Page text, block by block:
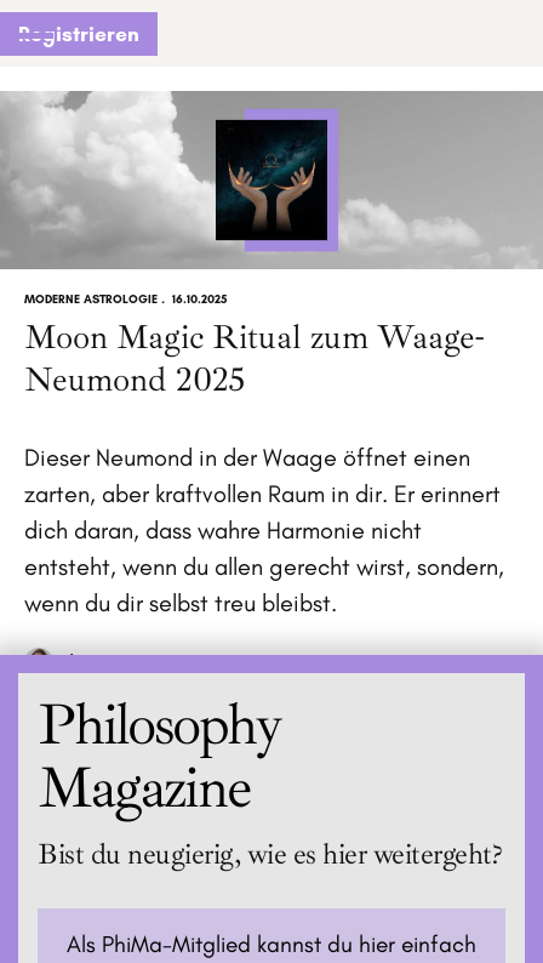
Registrieren
MODERNE ASTROLOGIE . 16.10.2025
Moon Magic Ritual zum Waage-
Neumond 2025
Dieser Neumond in der Waage öffnet einen
zarten, aber kraftvollen Raum in dir. Er erinnert
dich daran, dass wahre Harmonie nicht
entsteht, wenn du allen gerecht wirst, sondern,
wenn du dir selbst treu bleibst.
Jenna
Philosophy
Magazine
Bist du neugierig, wie es hier weitergeht?
Als PhiMa-Mitglied kannst du hier einfach